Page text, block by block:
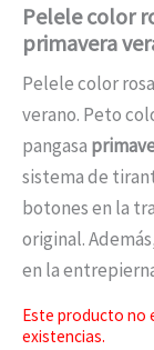
Pelele color
primavera
Pelele color
verano. Peto
pangasa
sistema de
botones en la
original.
en la
Este producto no
existencias.